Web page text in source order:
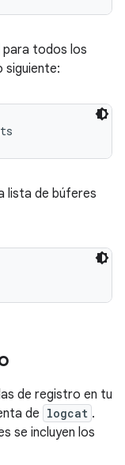
para todos los
siguiente:
lista de búferes
de registro en tu
de logcat .
se incluyen los